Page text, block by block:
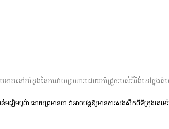
នៅកន្លែងនៃការវាយប្រហារដោយកាំជ្រួចរបស់អ៊ីរ៉ង់នៅក្នុ
ជ្ឈិមបូព៌ា ដោយព្រមានថា វាអាចបង្កឱ្យមានការសងសឹកពីទីក្រុងតេ